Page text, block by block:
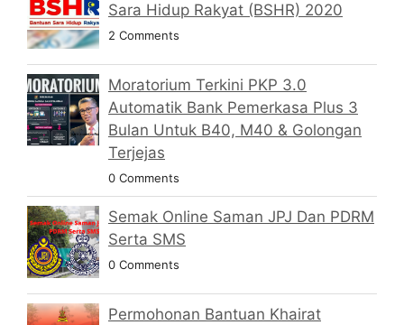
Sara Hidup Rakyat (BSHR) 2020
2 Comments
Moratorium Terkini PKP 3.0
Automatik Bank Pemerkasa Plus 3
Bulan Untuk B40, M40 & Golongan
Terjejas
0 Comments
Semak Online Saman JPJ Dan PDRM
Serta SMS
0 Comments
Permohonan Bantuan Khairat